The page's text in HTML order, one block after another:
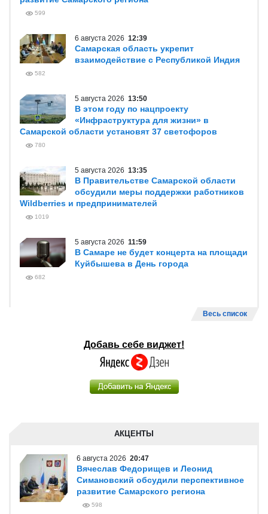
599
6 августа 2026 12:39
Самарская область укрепит
взаимодействие с Республикой Индия
582
5 августа 2026 13:50
В этом году по нацпроекту
«Инфраструктура для жизни» в
Самарской области установят 37 светофоров
780
5 августа 2026 13:35
В Правительстве Самарской области
обсудили меры поддержки работников
Wildberries и предпринимателей
1019
5 августа 2026 11:59
В Самаре не будет концерта на площади
Куйбышева в День города
682
Весь список
Добавь себе виджет!
АКЦЕНТЫ
6 августа 2026 20:47
Вячеслав Федорищев и Леонид
Симановский обсудили перспективное
развитие Самарского региона
598